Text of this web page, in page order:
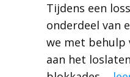
Tijdens een
onderdeel van
we met behulp
aan het